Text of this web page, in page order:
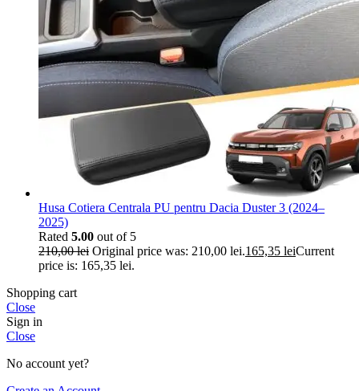
Husa Cotiera Centrala PU pentru Dacia Duster 3 (2024–
2025)
Rated 5.00 out of 5
210,00lei Original price was: 210,00 lei.165,35 leiCurrent
price is: 165,35 lei.
Shopping cart
Close
Sign in
Close
No account yet?